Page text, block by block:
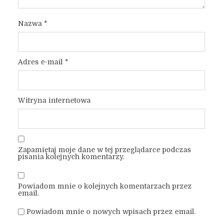
Nazwa *
Adres e-mail *
Witryna internetowa
Zapamiętaj moje dane w tej przeglądarce podczas
pisania kolejnych komentarzy.
Powiadom mnie o kolejnych komentarzach przez
email.
Powiadom mnie o nowych wpisach przez email.